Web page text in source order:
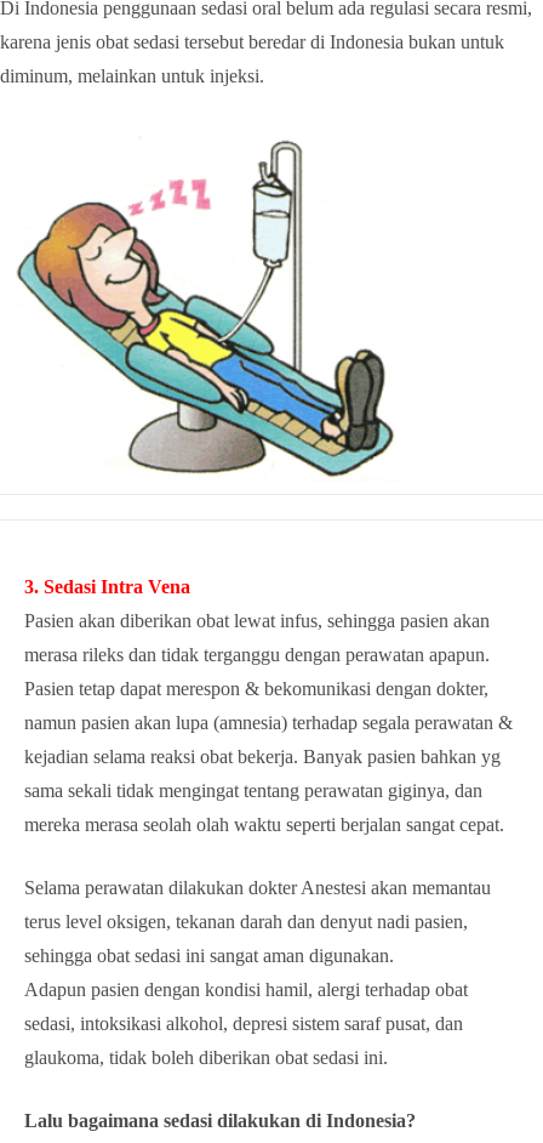
Di Indonesia penggunaan sedasi oral belum ada regulasi secara resmi,
karena jenis obat sedasi tersebut beredar di Indonesia bukan untuk
diminum, melainkan untuk injeksi.
3. Sedasi Intra Vena
Pasien akan diberikan obat lewat infus, sehingga pasien akan
merasa rileks dan tidak terganggu dengan perawatan apapun.
Pasien tetap dapat merespon & bekomunikasi dengan dokter,
namun pasien akan lupa (amnesia) terhadap segala perawatan &
kejadian selama reaksi obat bekerja. Banyak pasien bahkan yg
sama sekali tidak mengingat tentang perawatan giginya, dan
mereka merasa seolah olah waktu seperti berjalan sangat cepat.
Selama perawatan dilakukan dokter Anestesi akan memantau
terus level oksigen, tekanan darah dan denyut nadi pasien,
sehingga obat sedasi ini sangat aman digunakan.
Adapun pasien dengan kondisi hamil, alergi terhadap obat
sedasi, intoksikasi alkohol, depresi sistem saraf pusat, dan
glaukoma, tidak boleh diberikan obat sedasi ini.
Lalu bagaimana sedasi dilakukan di Indonesia?